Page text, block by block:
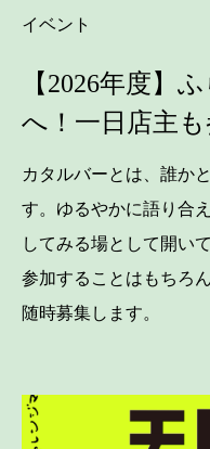
イベント
【2026年度】
へ！一日店主も
カタルバーとは、誰か
す。ゆるやかに語り合
してみる場として開い
参加することはもちろ
随時募集します。